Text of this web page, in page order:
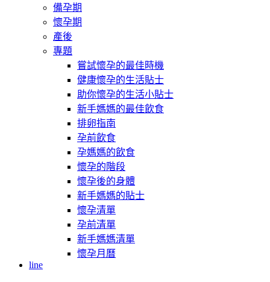
備孕期
懷孕期
產後
專題
嘗試懷孕的最佳時機
健康懷孕的生活貼士
助你懷孕的生活小貼士
新手媽媽的最佳飲食
排卵指南
孕前飲食
孕媽媽的飲食
懷孕的階段
懷孕後的身體
新手媽媽的貼士
懷孕清單
孕前清單
新手媽媽清單
懷孕月曆
line